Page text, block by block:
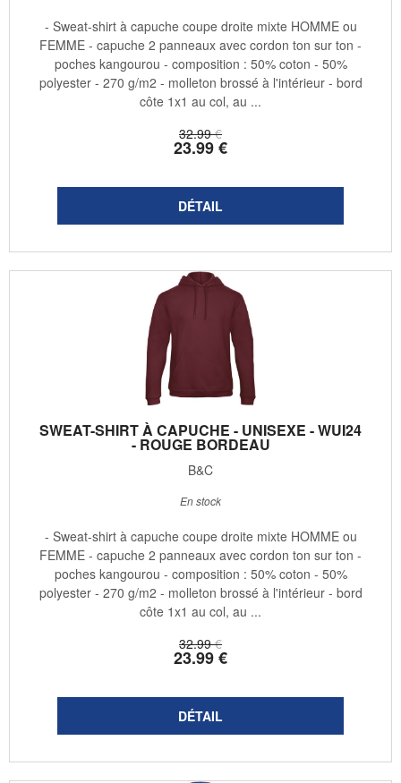
32.99 €
23.99€
- Sweat-shirt à capuche coupe droite mixte HOMME ou
FEMME - capuche 2 panneaux avec cordon ton sur ton -
poches kangourou - composition : 50% coton - 50%
polyester - 270 g/m2 - molleton brossé à l'intérieur - bord
côte 1x1 au col, au ...
SWEAT-SHIRT À CAPUCHE - UNISEXE - WUI24
- ROUGE BORDEAU
B&C
32.99 €
23.99€
En stock
- Sweat-shirt à capuche coupe droite mixte HOMME ou
FEMME - capuche 2 panneaux avec cordon ton sur ton -
poches kangourou - composition : 50% coton - 50%
polyester - 270 g/m2 - molleton brossé à l'intérieur - bord
côte 1x1 au col, au ...